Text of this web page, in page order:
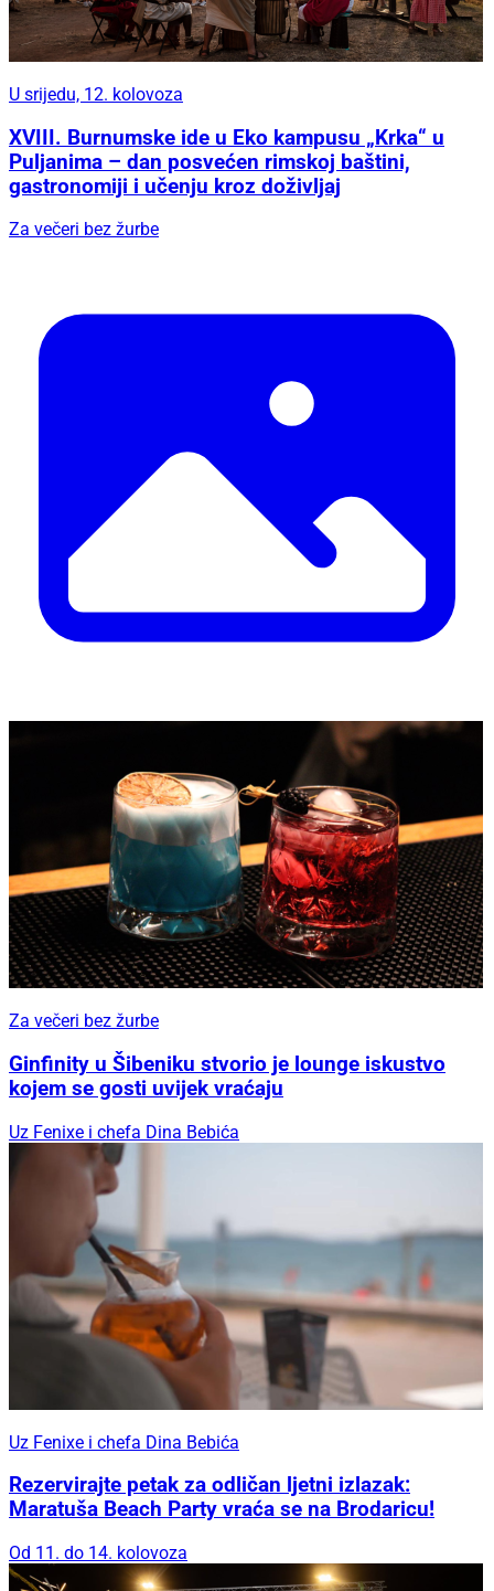
U srijedu, 12. kolovoza
XVIII. Burnumske ide u Eko kampusu „Krka“ u
Puljanima – dan posvećen rimskoj baštini,
gastronomiji i učenju kroz doživljaj
Za večeri bez žurbe
Za večeri bez žurbe
Ginfinity u Šibeniku stvorio je lounge iskustvo
kojem se gosti uvijek vraćaju
Uz Fenixe i chefa Dina Bebića
Uz Fenixe i chefa Dina Bebića
Rezervirajte petak za odličan ljetni izlazak:
Maratuša Beach Party vraća se na Brodaricu!
Od 11. do 14. kolovoza